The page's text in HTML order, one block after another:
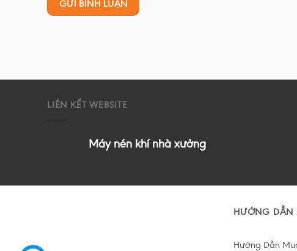
LIÊN KẾT WEBSITE
Máy nén khí nhà xưởng
HƯỚNG DẪN
Hướng Dẫn